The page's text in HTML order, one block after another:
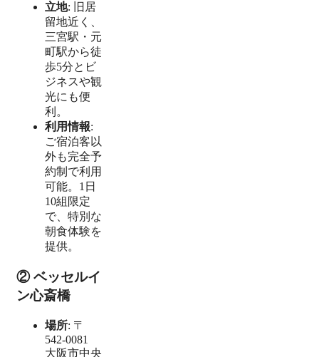
立地: 旧居
留地近く、
三宮駅・元
町駅から徒
歩5分とビ
ジネスや観
光にも便
利。
利用情報:
ご宿泊客以
外も完全予
約制で利用
可能。1日
10組限定
で、特別な
朝食体験を
提供。
② ベッセルイ
ン心斎橋
場所: 〒
542-0081
大阪市中央